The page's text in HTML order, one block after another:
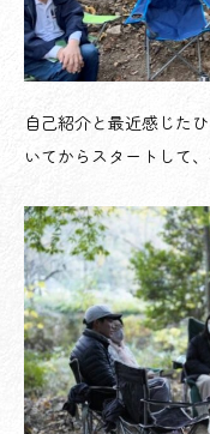
自己紹介と最近感じた
いてからスタートして